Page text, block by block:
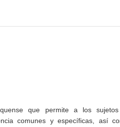
que permite a los
comunes y específicas, así